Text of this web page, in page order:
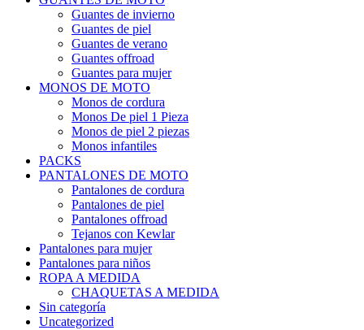
Guantes de invierno
Guantes de piel
Guantes de verano
Guantes offroad
Guantes para mujer
MONOS DE MOTO
Monos de cordura
Monos De piel 1 Pieza
Monos de piel 2 piezas
Monos infantiles
PACKS
PANTALONES DE MOTO
Pantalones de cordura
Pantalones de piel
Pantalones offroad
Tejanos con Kewlar
Pantalones para mujer
Pantalones para niños
ROPA A MEDIDA
CHAQUETAS A MEDIDA
Sin categoría
Uncategorized